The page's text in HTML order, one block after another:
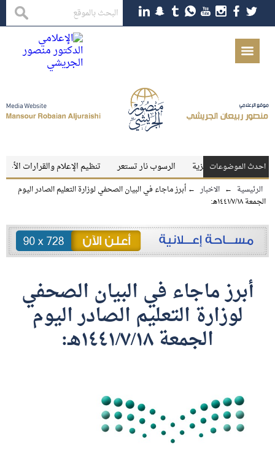
احدث الموضوعات تنظيم الإعلام والقرارات الأخيرة الرسوب نار تستعر الاختبارات المركزية
الرئيسية ← الاخبار ← أبرز ماجاء في البيان الصحفي لوزارة التعليم الصادر اليوم
الجمعة ١٤٤١/٧/١٨هـ:
أبرز ماجاء في البيان الصحفي
لوزارة التعليم الصادر اليوم
الجمعة ١٤٤١/٧/١٨هـ: